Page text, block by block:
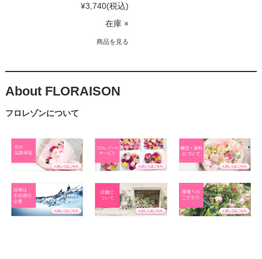
¥3,740(税込)
在庫 ×
商品を見る
About FLORAISON
フロレゾンについて